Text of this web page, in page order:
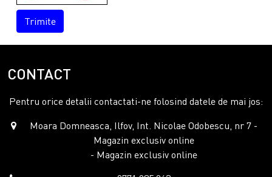
Trimite
CONTACT
Pentru orice detalii contactati-ne folosind datele de mai jos:
Moara Domneasca, Ilfov, Int. Nicolae Odobescu, nr 7 -
Magazin exclusiv online
- Magazin exclusiv online